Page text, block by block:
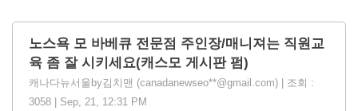
노스욕 모 바베큐 전문점 주인장/매니져는 직원교
육 좀 잘 시키세요(캐스모 게시판 펌)
캐나다뉴서울by김치맨 (canadanewseo**@gmail.com) | 조회 :
3058 | Sep, 21, 12:31 PM